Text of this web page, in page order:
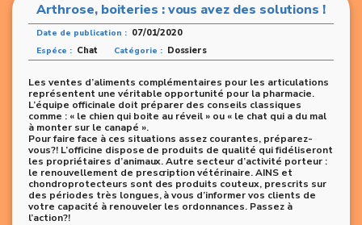
Arthrose, boiteries : vous avez des solutions !
Date de publication : 07/01/2020
Espéce : Chat Catégorie : Dossiers
Les ventes d’aliments complémentaires pour les articulations
représentent une véritable opportunité pour la pharmacie.
L’équipe officinale doit préparer des conseils classiques
comme : « le chien qui boite au réveil » ou « le chat qui a du mal
à monter sur le canapé ».
Pour faire face à ces situations assez courantes, préparez-
vous?! L’officine dispose de produits de qualité qui fidéliseront
les propriétaires d’animaux. Autre secteur d’activité porteur :
le renouvellement de prescription vétérinaire. AINS et
chondroprotecteurs sont des produits couteux, prescrits sur
des périodes très longues, à vous d’informer vos clients de
votre capacité à renouveler les ordonnances. Passez à
l’action?!